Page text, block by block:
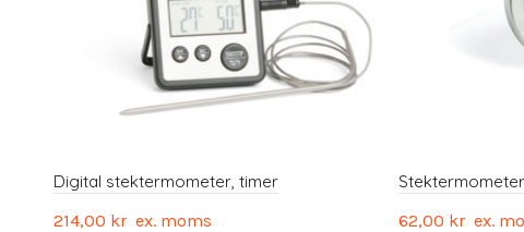
Digital stektermometer, timer
214,00 krex. moms
Stektermometer
62,00 kr ex.